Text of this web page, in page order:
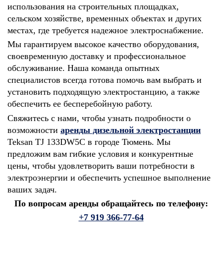
использования на строительных площадках,
сельском хозяйстве, временных объектах и других
местах, где требуется надежное электроснабжение.
Мы гарантируем высокое качество оборудования,
своевременную доставку и профессиональное
обслуживание. Наша команда опытных
специалистов всегда готова помочь вам выбрать и
установить подходящую электростанцию, а также
обеспечить ее бесперебойную работу.
Свяжитесь с нами, чтобы узнать подробности о
возможности аренды дизельной электростанции
Teksan TJ 133DW5C в городе Тюмень. Мы
предложим вам гибкие условия и конкурентные
цены, чтобы удовлетворить ваши потребности в
электроэнергии и обеспечить успешное выполнение
ваших задач.
По вопросам аренды обращайтесь по телефону:
+7 919 366-77-64